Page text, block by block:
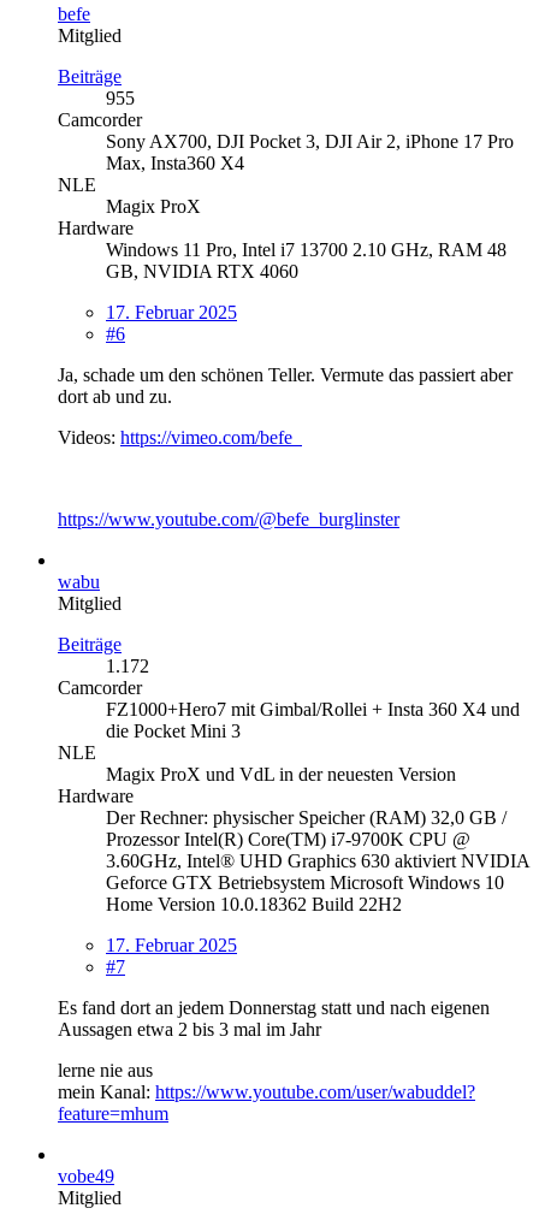
befe
Mitglied
Beiträge
955
Camcorder
Sony AX700, DJI Pocket 3, DJI Air 2, iPhone 17 Pro
Max, Insta360 X4
NLE
Magix ProX
Hardware
Windows 11 Pro, Intel i7 13700 2.10 GHz, RAM 48
GB, NVIDIA RTX 4060
17. Februar 2025
#6
Ja, schade um den schönen Teller. Vermute das passiert aber
dort ab und zu.
Videos: https://vimeo.com/befe
https://www.youtube.com/@befe_burglinster
wabu
Mitglied
Beiträge
1.172
Camcorder
FZ1000+Hero7 mit Gimbal/Rollei + Insta 360 X4 und
die Pocket Mini 3
NLE
Magix ProX und VdL in der neuesten Version
Hardware
Der Rechner: physischer Speicher (RAM) 32,0 GB /
Prozessor Intel(R) Core(TM) i7-9700K CPU @
3.60GHz, Intel® UHD Graphics 630 aktiviert NVIDIA
Geforce GTX Betriebsystem Microsoft Windows 10
Home Version 10.0.18362 Build 22H2
17. Februar 2025
#7
Es fand dort an jedem Donnerstag statt und nach eigenen
Aussagen etwa 2 bis 3 mal im Jahr
lerne nie aus
mein Kanal: https://www.youtube.com/user/wabuddel?
feature=mhum
vobe49
Mitglied